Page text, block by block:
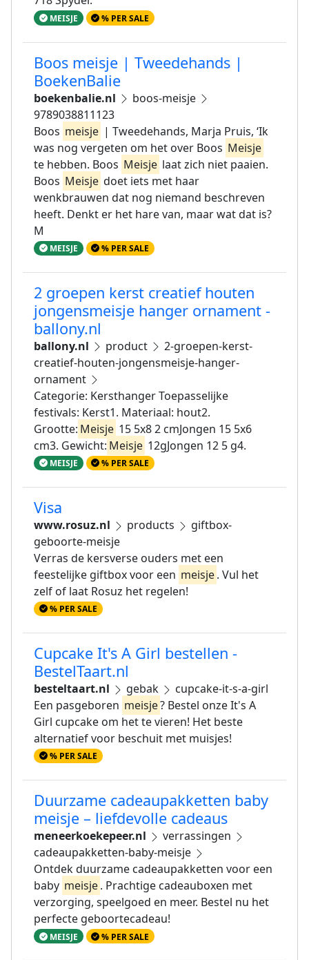
MEISJE % PER SALE
Boos meisje | Tweedehands |
BoekenBalie
boekenbalie.nl
boos-meisje
9789038811123
Boos meisje | Tweedehands, Marja Pruis, ‘Ik
was nog vergeten om het over Boos Meisje
te hebben. Boos Meisje laat zich niet paaien.
Boos Meisje doet iets met haar
wenkbrauwen dat nog niemand beschreven
heeft. Denkt er het hare van, maar wat dat is?
M
MEISJE % PER SALE
2 groepen kerst creatief houten
jongensmeisje hanger ornament -
ballony.nl
ballony.nl product
2-groepen-kerst-
creatief-houten-jongensmeisje-hanger-
ornament
Categorie: Kersthanger Toepasselijke
festivals: Kerst1. Materiaal: hout2.
Grootte: Meisje 15 5x8 2 cmJongen 15 5x6
cm3. Gewicht: Meisje 12gJongen 12 5 g4.
MEISJE % PER SALE
Visa
www.rosuz.nl products
giftbox-
geboorte-meisje
Verras de kersverse ouders met een
feestelijke giftbox voor een meisje. Vul het
zelf of laat Rosuz het regelen!
% PER SALE
Cupcake It's A Girl bestellen -
BestelTaart.nl
besteltaart.nl gebak
cupcake-it-s-a-girl
Een pasgeboren meisje? Bestel onze It's A
Girl cupcake om het te vieren! Het beste
alternatief voor beschuit met muisjes!
% PER SALE
Duurzame cadeaupakketten baby
meisje – liefdevolle cadeaus
meneerkoekepeer.nl
verrassingen
cadeaupakketten-baby-meisje
Ontdek duurzame cadeaupakketten voor een
baby meisje. Prachtige cadeauboxen met
verzorging, speelgoed en meer. Bestel nu het
perfecte geboortecadeau!
MEISJE % PER SALE